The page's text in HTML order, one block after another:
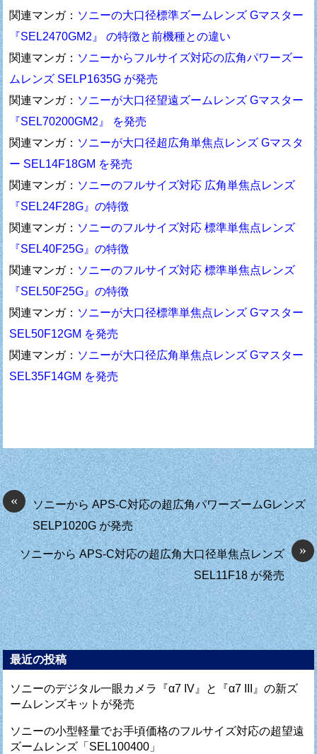
関連マンガ： ソニーの大口径標準ズームレンズ Gマスター
『SEL2470GM2』 の特徴と前機種との違い
関連マンガ： ソニーからフルサイズ対応の広角パワーズー
ムレンズ SELP1635G が発売
関連マンガ： ソニーが大口径望遠ズームレンズ Gマスター
『SEL70200GM2』 を発売
関連マンガ： ソニーが大口径超広角単焦点レンズ Gマスタ
ー SEL14F18GM を発売
関連マンガ： ソニーのフルサイズ対応 広角単焦点レンズ
『SEL24F28G』の特徴
関連マンガ： ソニーのフルサイズ対応 標準単焦点レンズ
『SEL40F25G』の特徴
関連マンガ： ソニーのフルサイズ対応 標準単焦点レンズ
『SEL50F25G』の特徴
関連マンガ： ソニーが大口径標準単焦点レンズ Gマスター
SEL50F12GM を発売
関連マンガ： ソニーが大口径広角単焦点レンズ Gマスター
SEL35F14GM を発売
«
ソニーから APS-C対応の超広角パワーズームGレンズ
SELP1020G が発売
»
ソニーから APS-C対応の超広角大口径単焦点レンズ
SEL11F18 が発売
最近の投稿
ソニーのデジタル一眼カメラ『α7 IV』と『α7 III』の新ズ
ームレンズキットが発売
ソニーの小型軽量でお手頃価格のフルサイズ対応の超望遠
ズームレンズ「SEL100400」